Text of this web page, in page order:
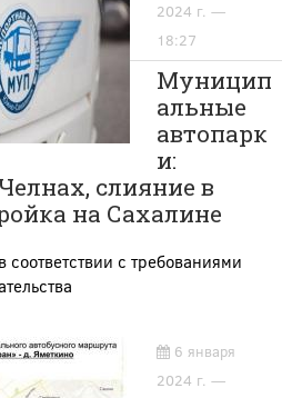
2024 г. —
18:27
Муницип
альные
автопарк
и:
слияние в
на Сахалине
с требованиями
6 января
2024 г. —